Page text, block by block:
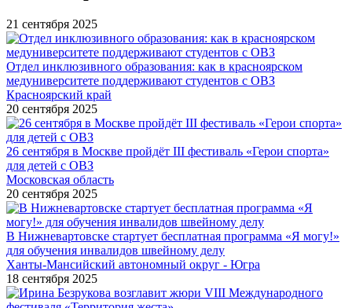
21 сентября 2025
Отдел инклюзивного образования: как в красноярском
медуниверситете поддерживают студентов с ОВЗ
Красноярский край
20 сентября 2025
26 сентября в Москве пройдёт III фестиваль «Герои спорта»
для детей с ОВЗ
Московская область
20 сентября 2025
В Нижневартовске стартует бесплатная программа «Я могу!»
для обучения инвалидов швейному делу
Ханты-Мансийский автономный округ - Югра
18 сентября 2025